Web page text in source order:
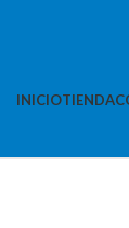
INICIOTIENDA